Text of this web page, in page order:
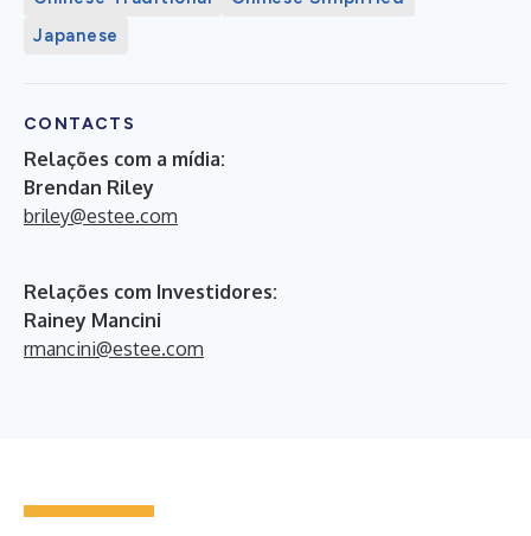
Japanese
CONTACTS
Relações com a mídia:
Brendan Riley
briley@estee.com
Relações com Investidores:
Rainey Mancini
rmancini@estee.com